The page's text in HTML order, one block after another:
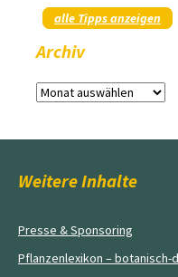
alle Tipps anzeigen
Archiv
Archiv
Weitere Inhalte
Presse & Sponsoring
Pflanzenlexikon – botanisch-